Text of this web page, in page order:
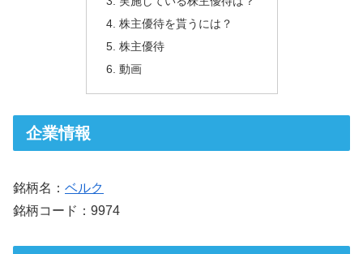
株主優待を貰うには？
株主優待
動画
企業情報
銘柄名： ベルク
銘柄コード：9974